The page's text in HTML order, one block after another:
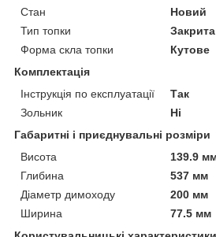
Стан
Новий
Тип топки
Закрита
Форма скла топки
Кутове
Комплектація
Інструкція по експлуатації
Так
Зольник
Ні
Габаритні і приєднувальні розміри
Висота
139.9
Глибина
537 мм
Діаметр димоходу
200 мм
Ширина
77.5 мм